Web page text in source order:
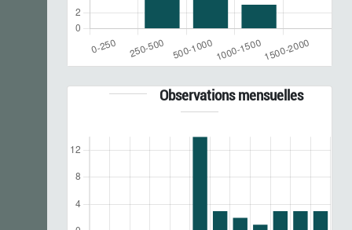
Observations mensuelles